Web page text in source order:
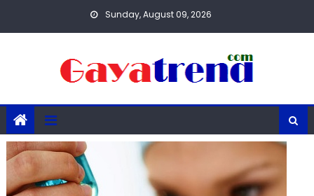
Sunday, August 09, 2026